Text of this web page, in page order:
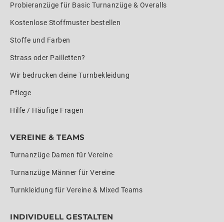
Probieranzüge für Basic Turnanzüge & Overalls
Kostenlose Stoffmuster bestellen
Stoffe und Farben
Strass oder Pailletten?
Wir bedrucken deine Turnbekleidung
Pflege
Hilfe / Häufige Fragen
VEREINE & TEAMS
Turnanzüge Damen für Vereine
Turnanzüge Männer für Vereine
Turnkleidung für Vereine & Mixed Teams
INDIVIDUELL GESTALTEN